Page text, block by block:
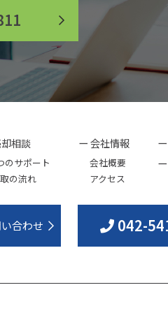
相談
のサポート
の流れ
ー 会社情報
会社概要
アクセス
合わせ 042-